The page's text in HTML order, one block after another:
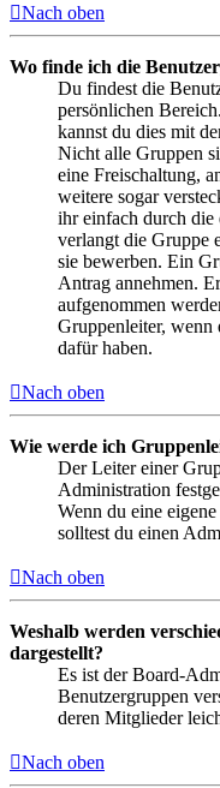
Nach oben
Wo finde ich die
Du findest die
persönlichen
kannst du dies mit
Nicht alle Gruppen
eine Freischaltung,
weitere sogar
ihr einfach durch die
verlangt die Gruppe
sie bewerben. Ein
Antrag annehmen.
aufgenommen
Gruppenleiter, wenn
dafür haben.
Nach oben
Wie werde ich
Der Leiter einer
Administration
Wenn du eine
solltest du einen
Nach oben
Weshalb werden
dargestellt?
Es ist der Board-
Benutzergruppen
deren Mitglieder
Nach oben